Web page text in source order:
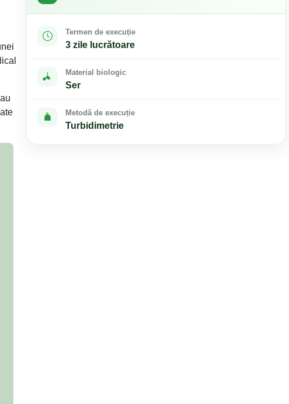
Termen de execuție
3 zile lucrătoare
Material biologic
Ser
Metodă de execuție
Turbidimetrie